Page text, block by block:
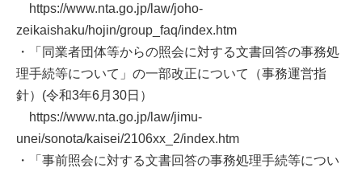
https://www.nta.go.jp/law/joho-
zeikaishaku/hojin/group_faq/index.htm
・「同業者団体等からの照会に対する文書回答の事務処
理手続等について」の一部改正について（事務運営指
針）(令和3年6月30日）
https://www.nta.go.jp/law/jimu-
unei/sonota/kaisei/2106xx_2/index.htm
・「事前照会に対する文書回答の事務処理手続等につい